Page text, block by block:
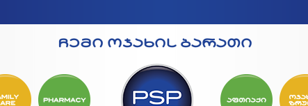
ჩემი ოჯახის ბარათი